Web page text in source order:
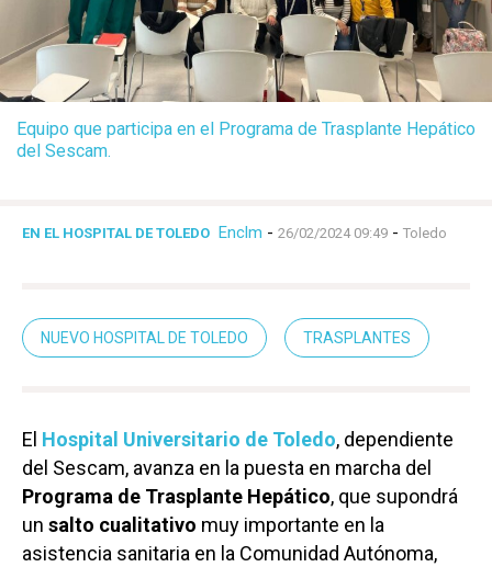
Equipo que participa en el Programa de Trasplante Hepático
del Sescam.
EN EL HOSPITAL DE TOLEDO Enclm - 26/02/2024 09:49 - Toledo
NUEVO HOSPITAL DE TOLEDO TRASPLANTES
El Hospital Universitario de Toledo, dependiente
del Sescam, avanza en la puesta en marcha del
Programa de Trasplante Hepático, que supondrá
un salto cualitativo muy importante en la
asistencia sanitaria en la Comunidad Autónoma,